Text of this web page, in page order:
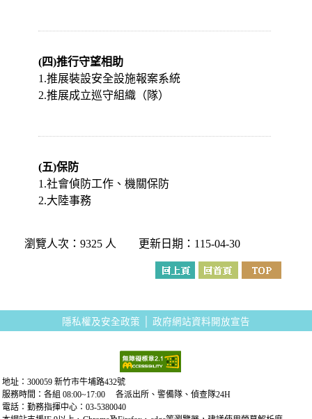
(四)推行守望相助
1.推展裝設安全設施報案系統
2.推展成立巡守組織（隊）
(五)保防
1.社會偵防工作、機關保防
2.大陸事務
瀏覽人次：9325 人 更新日期：115-04-30
隱私權及安全政策 政府網站資料開放宣告
地址：300059 新竹市牛埔路432號
服務時間：各組 08:00~17:00 各派出所、警備隊、偵查隊24H
電話：勤務指揮中心：03-5380040